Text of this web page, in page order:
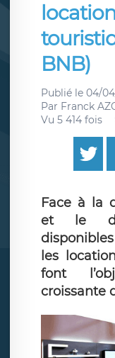
BNB)
Publié le 04/
Par Franck
Vu 5 414 fois
Face à la
et le
les
font
croissante